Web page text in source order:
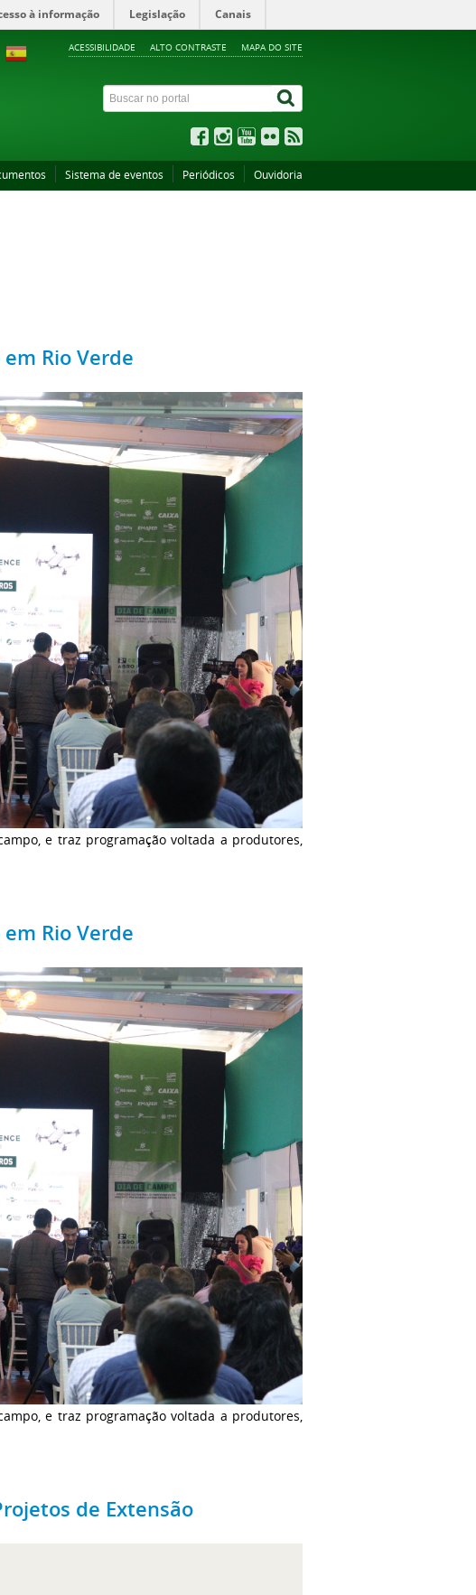
à informação Legislação Canais
ACESSIBILIDADE ALTO CONTRASTE MAPA DO SITE
Sistema de eventos Periódicos Ouvidoria
Rio Verde
e traz programação voltada a produtores,
Rio Verde
e traz programação voltada a produtores,
de Extensão